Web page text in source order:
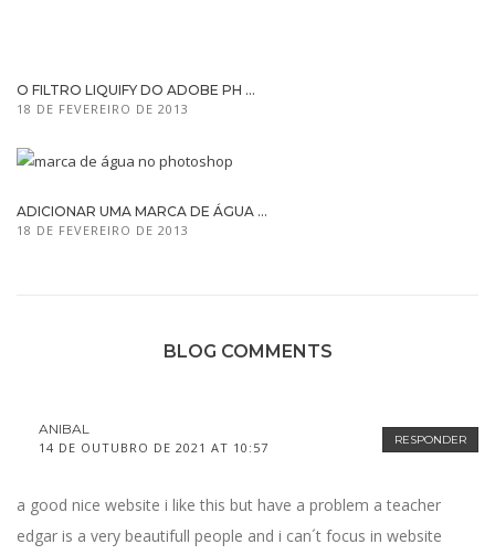
O FILTRO LIQUIFY DO ADOBE PH ...
18 DE FEVEREIRO DE 2013
ADICIONAR UMA MARCA DE ÁGUA ...
18 DE FEVEREIRO DE 2013
BLOG COMMENTS
RESPONDER
ANIBAL
14 DE OUTUBRO DE 2021 AT 10:57
a good nice website i like this but have a problem a teacher
edgar is a very beautifull people and i can´t focus in website